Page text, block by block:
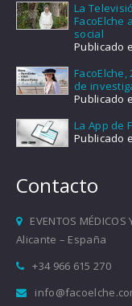
La
FacoElche
social
Publicado
de
Publicado
La App de
Publicado
Contacto
EVENTOS
Alicante – España
+34 966 615 270